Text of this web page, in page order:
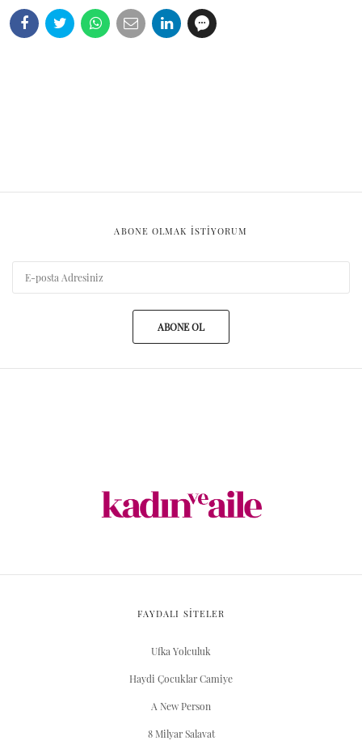
ABONE OLMAK ISTIYORUM
ABONE OL
FAYDALI SİTELER
Ufka Yolculuk
Haydi Çocuklar Camiye
A New Person
8 Milyar Salavat